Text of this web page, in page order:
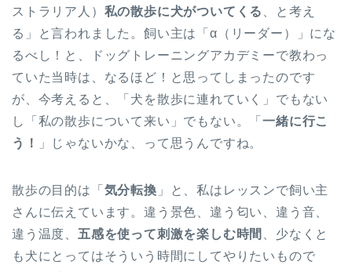
ストラリア人） 私の散歩に犬がついてくる
、と考え
る」と言われました。飼い主は「α（リーダー）」にな
るべし！と、ドッグトレーニングアカデミーで教わっ
ていた当時は、なるほど！と思ってしまったのです
が、今考えると、「犬を散歩に連れていく」でもない
し「私の散歩について来い」でもない。「一緒に行こ
う！
」じゃないかな、って思うんですね。
散歩の目的は「 気分転換 」と、私はレッスンで飼い主
さんに伝えています。違う景色、違う匂い、違う音、
違う温度、 五感を使って刺激を楽しむ時間
、少なくと
も犬にとってはそういう時間にしてやりたいもので